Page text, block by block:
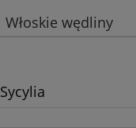
Włoskie wędliny
Sycylia